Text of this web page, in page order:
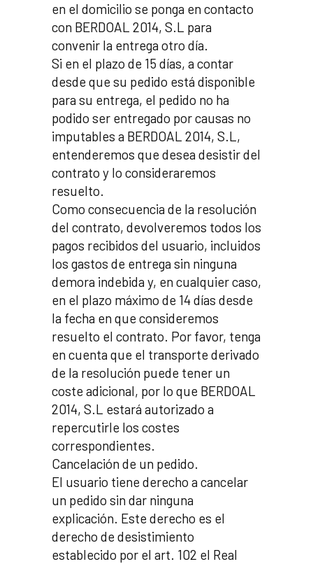
en el domicilio se ponga en contacto
con BERDOAL 2014, S.L para
convenir la entrega otro día.
Si en el plazo de 15 días, a contar
desde que su pedido está disponible
para su entrega, el pedido no ha
podido ser entregado por causas no
imputables a BERDOAL 2014, S.L,
entenderemos que desea desistir del
contrato y lo consideraremos
resuelto.
Como consecuencia de la resolución
del contrato, devolveremos todos los
pagos recibidos del usuario, incluidos
los gastos de entrega sin ninguna
demora indebida y, en cualquier caso,
en el plazo máximo de 14 días desde
la fecha en que consideremos
resuelto el contrato. Por favor, tenga
en cuenta que el transporte derivado
de la resolución puede tener un
coste adicional, por lo que BERDOAL
2014, S.L estará autorizado a
repercutirle los costes
correspondientes.
Cancelación de un pedido.
El usuario tiene derecho a cancelar
un pedido sin dar ninguna
explicación. Este derecho es el
derecho de desistimiento
establecido por el art. 102 el Real